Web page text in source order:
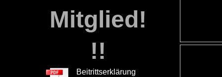
Mitglied!
!!
Beitrittserklärung